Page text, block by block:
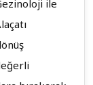
ile